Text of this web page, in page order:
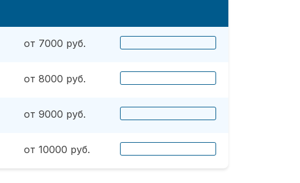
от 7000 руб.
от 8000 руб.
от 9000 руб.
от 10000 руб.